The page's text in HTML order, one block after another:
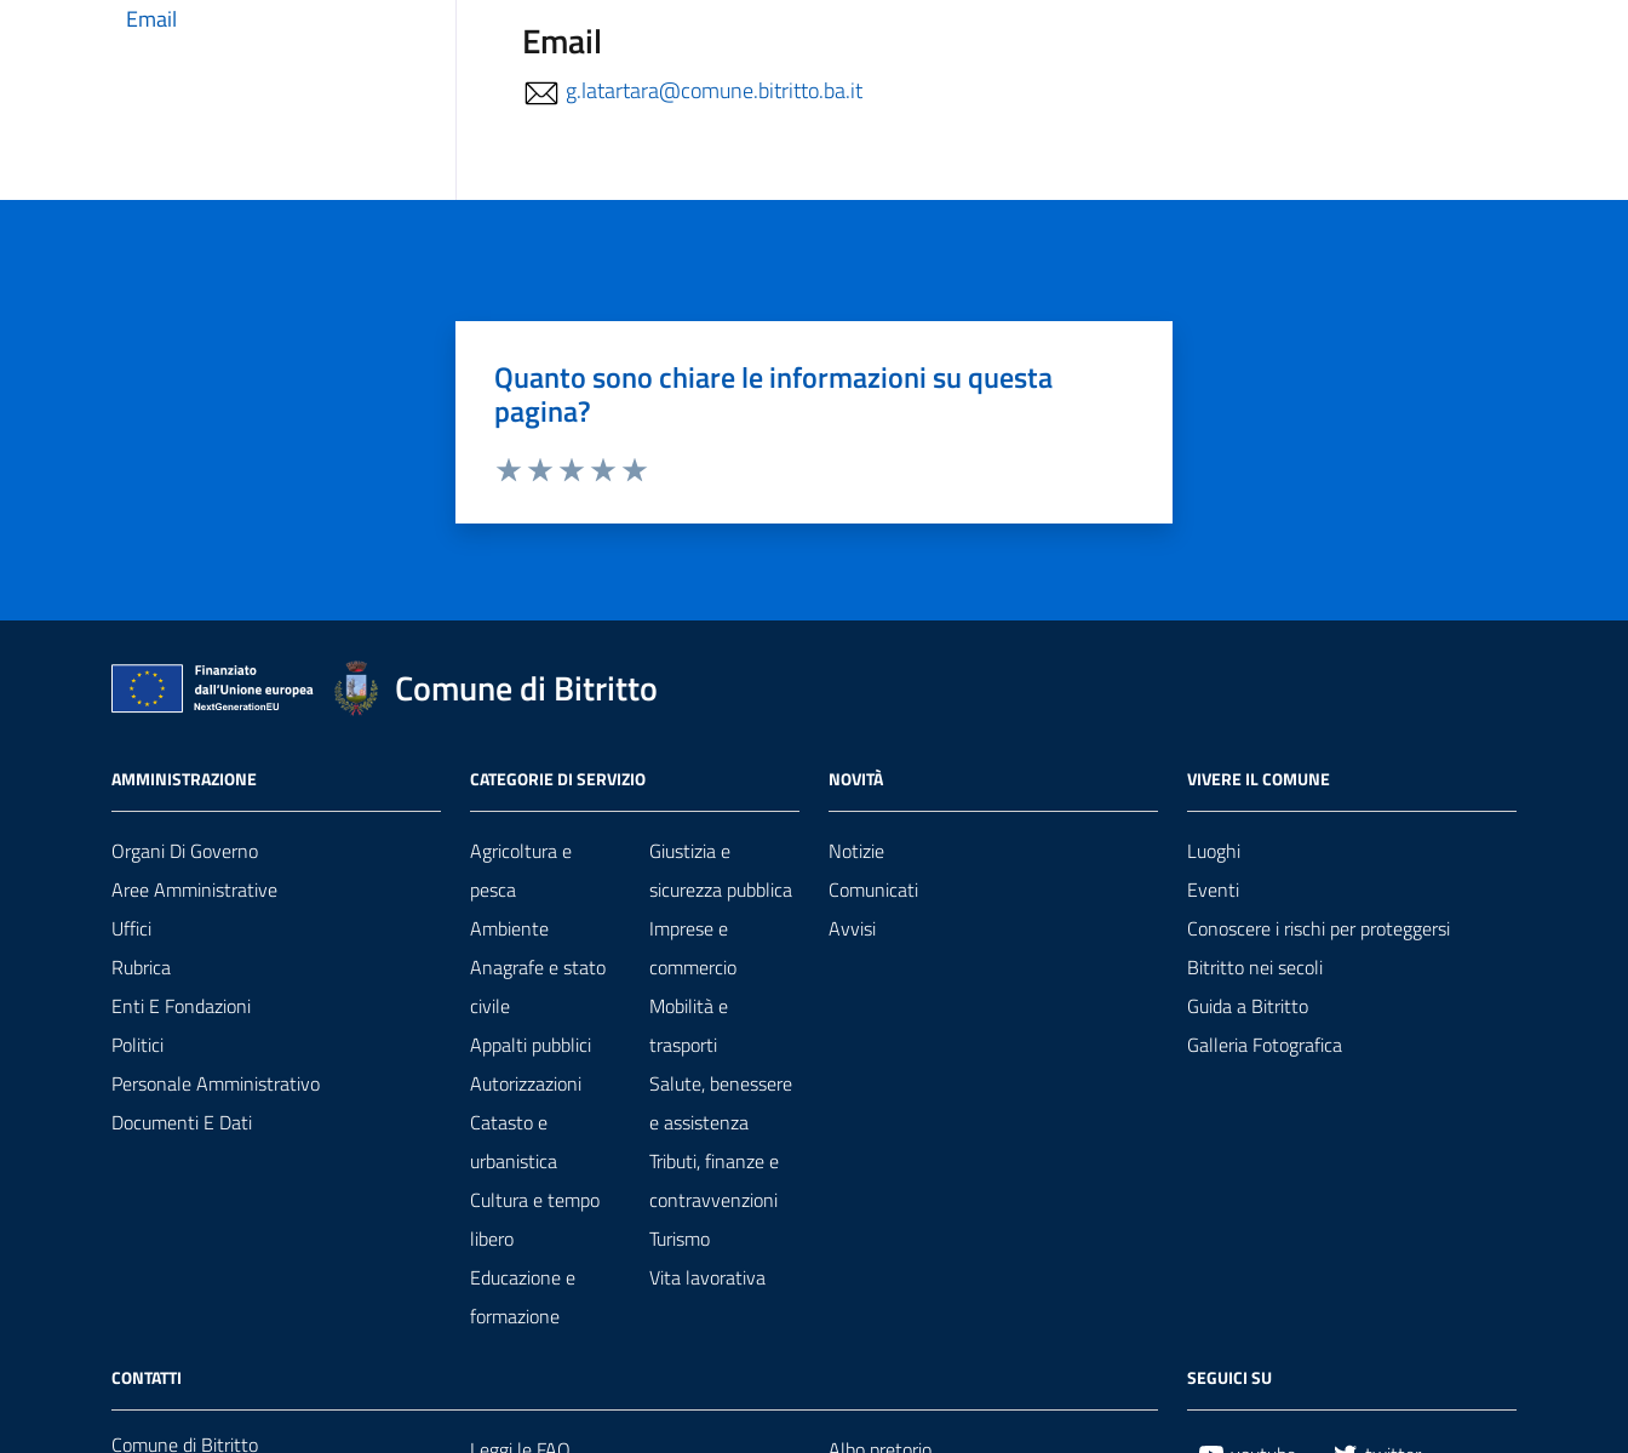
Email Email
g.latartara@comune.bitritto.ba.it
Quanto sono chiare le informazioni su questa
pagina?
Comune di Bitritto
AMMINISTRAZIONE
Organi Di Governo
Aree Amministrative
Uffici
Rubrica
Enti E Fondazioni
Politici
Personale Amministrativo
Documenti E Dati
CATEGORIE DI SERVIZIO
Agricoltura e
pesca
Ambiente
Anagrafe e stato
civile
Appalti pubblici
Autorizzazioni
Catasto e
urbanistica
Cultura e tempo
libero
Educazione e
formazione
Giustizia e
sicurezza pubblica
Imprese e
commercio
Mobilità e
trasporti
Salute, benessere
e assistenza
Tributi, finanze e
contravvenzioni
Turismo
Vita lavorativa
NOVITÀ
Notizie
Comunicati
Avvisi
VIVERE IL COMUNE
Luoghi
Eventi
Conoscere i rischi per proteggersi
Bitritto nei secoli
Guida a Bitritto
Galleria Fotografica
CONTATTI
Comune di Bitritto
SEGUICI SU